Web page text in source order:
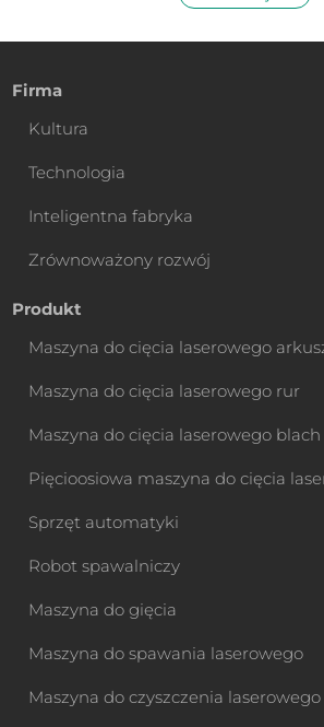
Firma
Kultura
Technologia
Inteligentna fabryka
Zrównoważony rozwój
Produkt
Maszyna do cięcia laserowego
Maszyna do cięcia laserowego rur
Maszyna do cięcia laserowego
Pięcioosiowa maszyna do cięcia
Sprzęt automatyki
Robot spawalniczy
Maszyna do gięcia
Maszyna do spawania laserowego
Maszyna do czyszczenia laserowego